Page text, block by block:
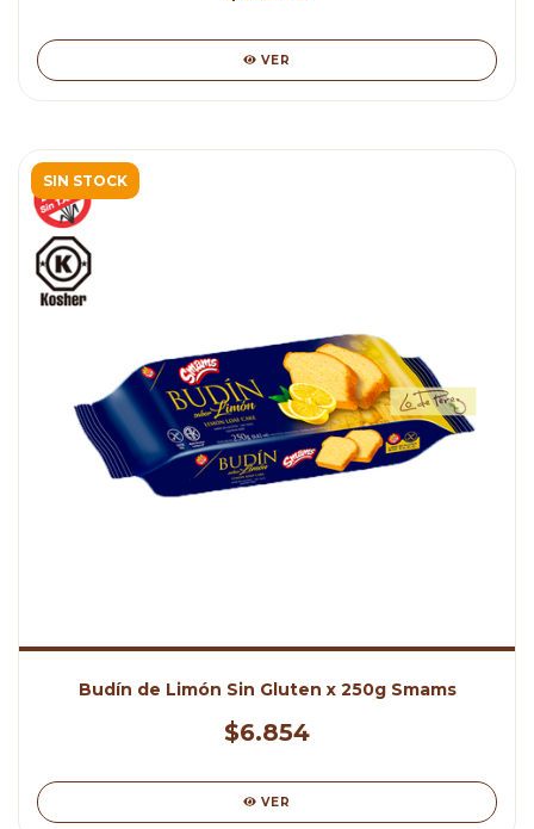
VER
SIN STOCK
Budín de Limón Sin Gluten x 250g Smams
$6.854
VER